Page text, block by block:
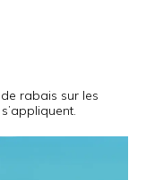
rabais sur les